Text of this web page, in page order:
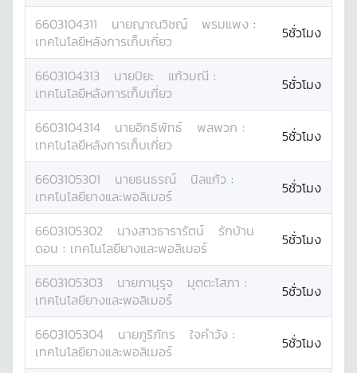
6603104311 นายญาณวิชญ์ พรมแพง :
เทคโนโลยีหลังการเก็บเกี่ยว
5ชั่วโมง
6603104313 นายปิยะ แก้วมณี :
เทคโนโลยีหลังการเก็บเกี่ยว
5ชั่วโมง
6603104314 นายอิทธิพัทธ์ พลพวก :
เทคโนโลยีหลังการเก็บเกี่ยว
5ชั่วโมง
6603105301 นายธนธรณ์ นิลแก้ว :
เทคโนโลยียางและพอลิเมอร์
5ชั่วโมง
6603105302 นางสาวธารารัตน์
รักบ้าน
ดอน : เทคโนโลยียางและพอลิเมอร์ 5ชั่วโมง
6603105303 นายภานุรุจ มุตตะโสภา :
เทคโนโลยียางและพอลิเมอร์
5ชั่วโมง
6603105304 นายภูริภัทร ใจคำวัง :
เทคโนโลยียางและพอลิเมอร์
5ชั่วโมง